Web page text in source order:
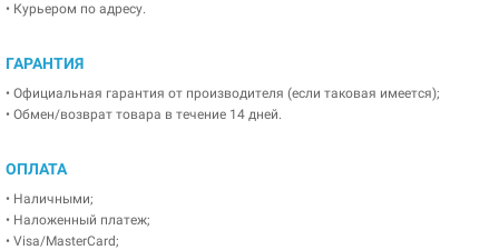
• Курьером по адресу.
ГАРАНТИЯ
• Официальная гарантия от производителя (если таковая имеется);
• Обмен/возврат товара в течение 14 дней.
ОПЛАТА
• Наличными;
• Наложенный платеж;
• Visa/MasterCard;